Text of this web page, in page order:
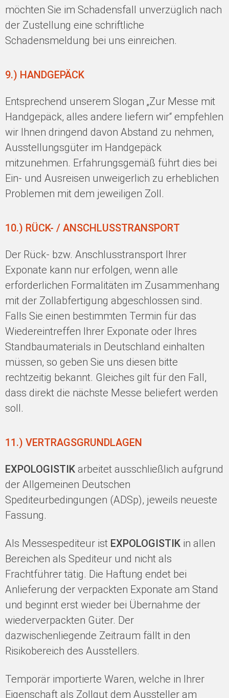
möchten Sie im Schadensfall unverzüglich nach
der Zustellung eine schriftliche
Schadensmeldung bei uns einreichen.
9.) HANDGEPÄCK
Entsprechend unserem Slogan „Zur Messe mit
Handgepäck, alles andere liefern wir“ empfehlen
wir Ihnen dringend davon Abstand zu nehmen,
Ausstellungsgüter im Handgepäck
mitzunehmen. Erfahrungsgemäß führt dies bei
Ein- und Ausreisen unweigerlich zu erheblichen
Problemen mit dem jeweiligen Zoll.
10.) RÜCK- / ANSCHLUSSTRANSPORT
Der Rück- bzw. Anschlusstransport Ihrer
Exponate kann nur erfolgen, wenn alle
erforderlichen Formalitäten im Zusammenhang
mit der Zollabfertigung abgeschlossen sind.
Falls Sie einen bestimmten Termin für das
Wiedereintreffen Ihrer Exponate oder Ihres
Standbaumaterials in Deutschland einhalten
müssen, so geben Sie uns diesen bitte
rechtzeitig bekannt. Gleiches gilt für den Fall,
dass direkt die nächste Messe beliefert werden
soll.
11.) VERTRAGSGRUNDLAGEN
EXPOLOGISTIK arbeitet ausschließlich aufgrund
der Allgemeinen Deutschen
Spediteurbedingungen (ADSp), jeweils neueste
Fassung.
Als Messespediteur ist EXPOLOGISTIK in allen
Bereichen als Spediteur und nicht als
Frachtführer tätig. Die Haftung endet bei
Anlieferung der verpackten Exponate am Stand
und beginnt erst wieder bei Übernahme der
wiederverpackten Güter. Der
dazwischenliegende Zeitraum fällt in den
Risikobereich des Ausstellers.
Temporär importierte Waren, welche in Ihrer
Eigenschaft als Zollgut dem Aussteller am